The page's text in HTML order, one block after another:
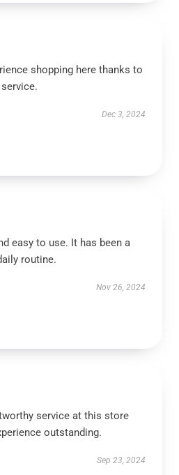
shopping here thanks to
Dec 3, 2024
easy to use. It has been a
routine.
Nov 26, 2024
service at this store
outstanding.
Sep 23, 2024